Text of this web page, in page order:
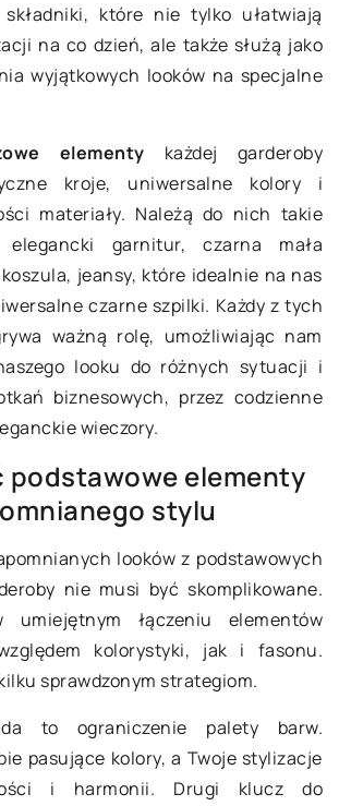
które nie tylko ułatwiają
na co dzień, ale także służą jako
wyjątkowych looków na specjalne
elementy każdej garderoby
kroje, uniwersalne kolory i
materiały. Należą do nich takie
garnitur, czarna mała
jeansy, które idealnie na nas
czarne szpilki. Każdy z tych
ważną rolę, umożliwiając nam
looku do różnych sytuacji i
biznesowych, przez codzienne
wieczory.
podstawowe elementy
stylu
looków z podstawowych
nie musi być skomplikowane.
łączeniu elementów
kolorystyki, jak i fasonu.
sprawdzonym strategiom.
to ograniczenie palety barw.
pasujące kolory, a Twoje stylizacje
i harmonii. Drugi klucz do